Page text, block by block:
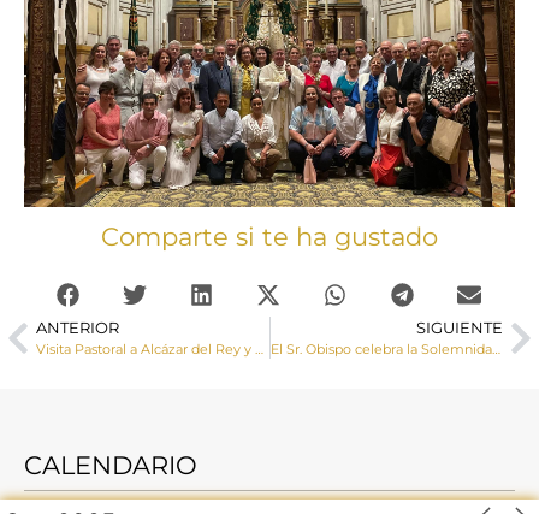
Comparte si te ha gustado
ANTERIOR
Visita Pastoral a Alcázar del Rey y Huelves
SIGUIENTE
El Sr. Obispo celebra la Solemnidad de la Santísima Trinidad en el monasterio de las MM. Trinitarias de San Clemente
CALENDARIO